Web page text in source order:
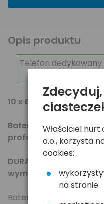
Opis produktu
Telefon
10 x BATERIA 3LR12/
Baterie alkaliczne do
profesjonalnych!!
DURACELL PROCELL
wymagających
Baterie
Właściciel
o.o., korzysta
cookies:
na stronie